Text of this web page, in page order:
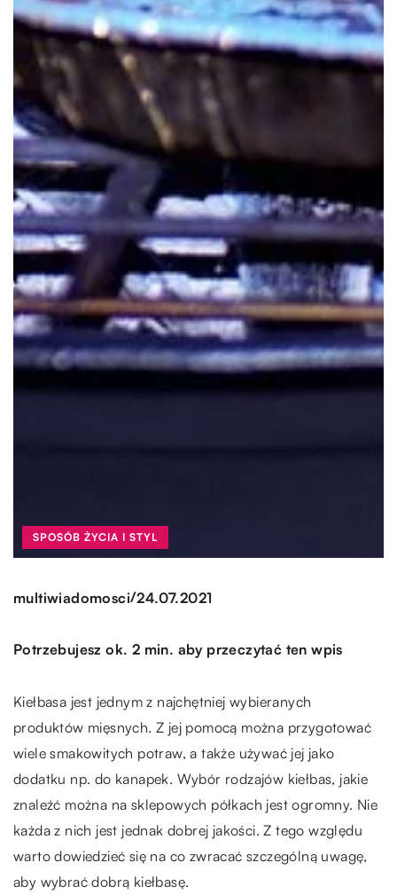
SPOSÓB ŻYCIA I STYL
multiwiadomosci/24.07.2021
Potrzebujesz ok. 2 min. aby przeczytać ten wpis
Kiełbasa jest jednym z najchętniej wybieranych
produktów mięsnych. Z jej pomocą można przygotować
wiele smakowitych potraw, a także używać jej jako
dodatku np. do kanapek. Wybór rodzajów kiełbas, jakie
znaleźć można na sklepowych półkach jest ogromny. Nie
każda z nich jest jednak dobrej jakości. Z tego względu
warto dowiedzieć się na co zwracać szczególną uwagę,
aby wybrać dobrą kiełbasę.